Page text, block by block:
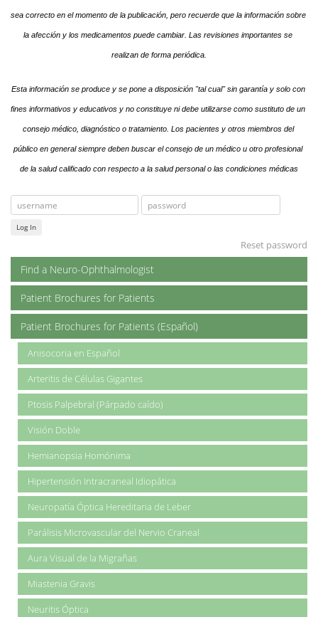
sea correcto en el momento de la publicación, pero recuerde que la información sobre
la afección y los medicamentos puede cambiar. Las revisiones importantes se
realizan de forma periódica.
Esta información se produce y se pone a disposición "tal cual" sin garantía y solo con
fines informativos y educativos y no constituye ni debe utilizarse como sustituto de un
consejo médico, diagnóstico o tratamiento. Los pacientes y otros miembros del
público en general siempre deben buscar el consejo de un médico u otro profesional
de la salud calificado con respecto a la salud personal o las condiciones médicas
Log In
Reset password
Find a Neuro-Ophthalmologist
Patient Brochures for Patients
Patient Brochures for Patients (Español)
Anisocoria en Español
Arteritis de Células Gigantes
Ptosis Palpebral (Párpado caído)
Visión Doble
Hemianopsia Homónima
Hipertensión Intracraneal Idiopática
Neuropatía Óptica Hereditaria de Leber
Parálisis Microvascular del Nervio Craneal
Aura Visual de la Migrañas
Miastenia Gravis
Neuritis Óptica